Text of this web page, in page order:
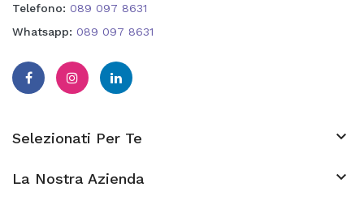
Telefono: 089 097 8631
Whatsapp: 089 097 8631
Selezionati Per Te 
La Nostra Azienda 